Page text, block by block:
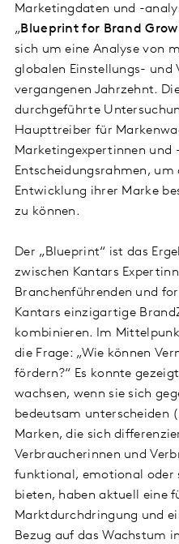
Marketingdaten und -
„Blueprint for Brand
sich um eine Analyse von
globalen Einstellungs- und
vergangenen Jahrzehnt.
durchgeführte
Haupttreiber für
Marketingexpertinnen und
Entscheidungsrahmen,
Entwicklung ihrer Marke
zu können.
Der „Blueprint“ ist das
zwischen Kantars
Branchenführenden und
Kantars einzigartige
kombinieren. Im
die Frage: „Wie können
fördern?“ Es konnte
wachsen, wenn sie sich
bedeutsam unterscheiden
Marken, die sich
Verbraucherinnen und
funktional, emotional oder
bieten, haben aktuell eine
Marktdurchdringung und
Bezug auf das Wachstum